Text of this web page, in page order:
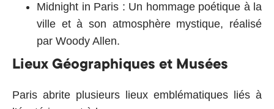
Midnight in Paris : Un hommage poétique à la
ville et à son atmosphère mystique, réalisé
par Woody Allen.
Lieux Géographiques et Musées
Paris abrite plusieurs lieux emblématiques liés à